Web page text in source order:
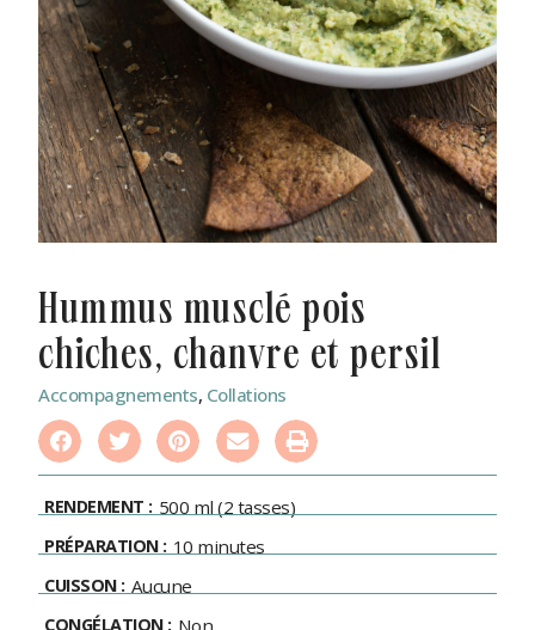
hummus musclé pois
chiches, chanvre et persil
Accompagnements, Collations
RENDEMENT : 500 ml (2 tasses)
PRÉPARATION : 10 minutes
CUISSON : Aucune
CONGÉLATION : Non